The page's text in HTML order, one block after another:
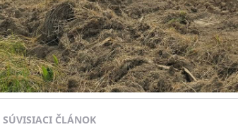
SÚVISIACI ČLÁNOK